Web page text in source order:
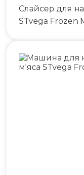
Слайсер для
STvega Frozen